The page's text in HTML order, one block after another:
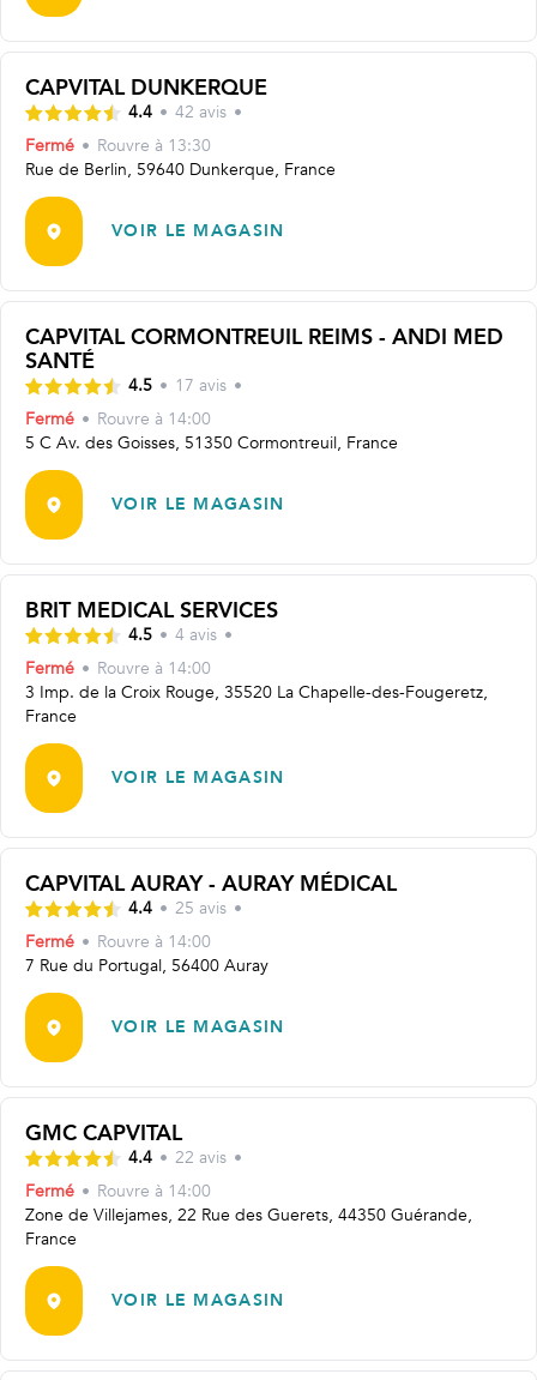
CAPVITAL DUNKERQUE
4.4 • 42 avis •
Fermé • Rouvre à 13:30
Rue de Berlin, 59640 Dunkerque, France
VOIR LE MAGASIN
CAPVITAL CORMONTREUIL REIMS - ANDI MED
SANTÉ
4.5 • 17 avis •
Fermé • Rouvre à 14:00
5 C Av. des Goisses, 51350 Cormontreuil, France
VOIR LE MAGASIN
BRIT MEDICAL SERVICES
4.5 • 4 avis •
Fermé • Rouvre à 14:00
3 Imp. de la Croix Rouge, 35520 La Chapelle-des-Fougeretz,
France
VOIR LE MAGASIN
CAPVITAL AURAY - AURAY MÉDICAL
4.4 • 25 avis •
Fermé • Rouvre à 14:00
7 Rue du Portugal, 56400 Auray
VOIR LE MAGASIN
GMC CAPVITAL
4.4 • 22 avis •
Fermé • Rouvre à 14:00
Zone de Villejames, 22 Rue des Guerets, 44350 Guérande,
France
VOIR LE MAGASIN